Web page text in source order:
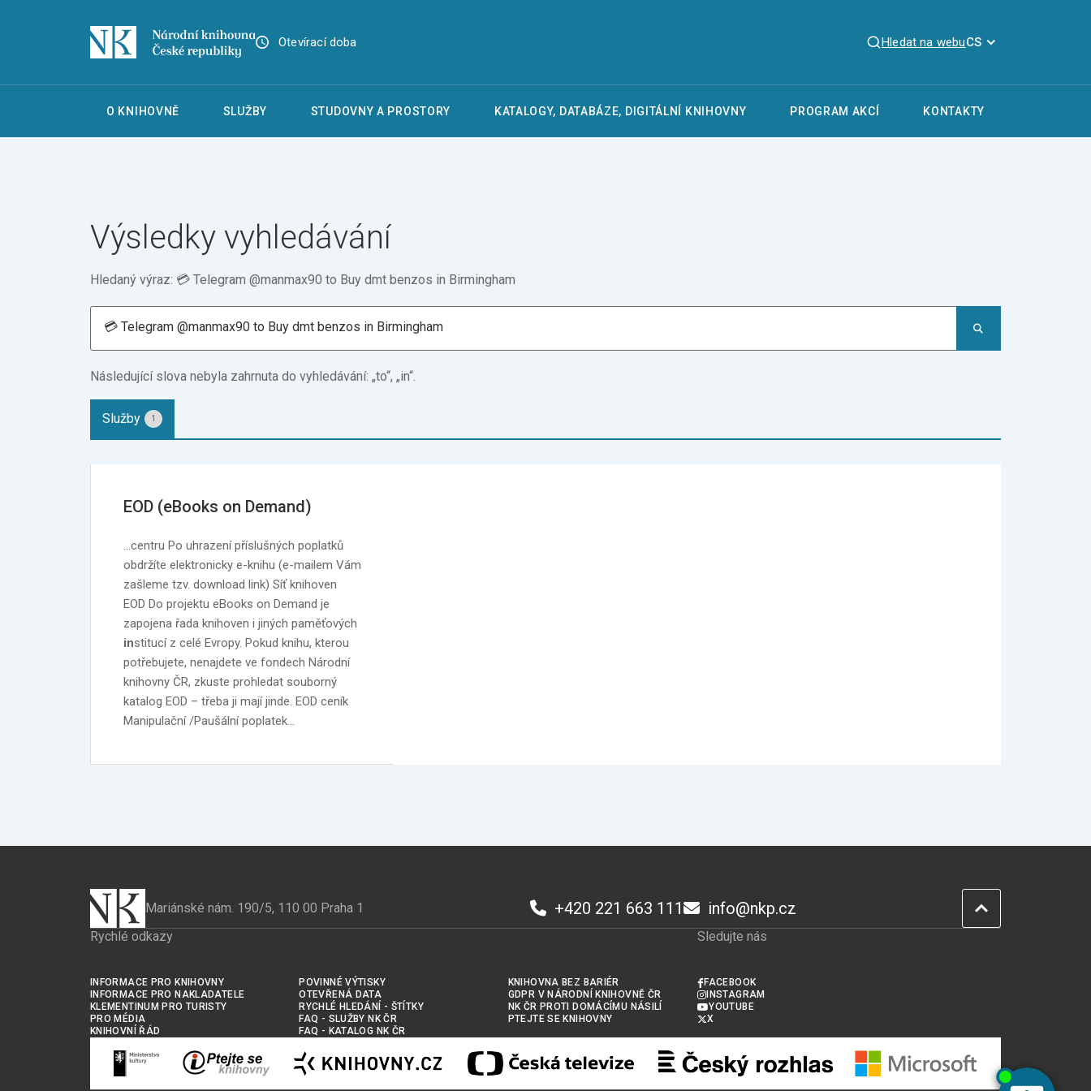
Otevírací doba Hledat na webuCS
O KNIHOVNĚ SLUŽBY STUDOVNY A PROSTORY KATALOGY, DATABÁZE, DIGITÁLNÍ KNIHOVNY PROGRAM AKCÍ KONTAKTY
Výsledky vyhledávání
Hledaný výraz: 💳 Telegram @manmax90 to Buy dmt benzos in Birmingham
Následující slova nebyla zahrnuta do vyhledávání: „to“, „in“.
Služby 1
EOD (eBooks on Demand)
…centru Po uhrazení příslušných poplatků
obdržíte elektronicky e-knihu (e-mailem Vám
zašleme tzv. download link) Síť knihoven
EOD Do projektu eBooks on Demand je
zapojena řada knihoven i jiných paměťových
institucí z celé Evropy. Pokud knihu, kterou
potřebujete, nenajdete ve fondech Národní
knihovny ČR, zkuste prohledat souborný
katalog EOD – třeba ji mají jinde. EOD ceník
Manipulační /Paušální poplatek…
Mariánské nám. 190/5, 110 00 Praha 1 +420 221 663 111 info@nkp.cz
Rychlé odkazy
INFORMACE PRO KNIHOVNY
INFORMACE PRO NAKLADATELE
KLEMENTINUM PRO TURISTY
PRO MÉDIA
KNIHOVNÍ ŘÁD
POVINNÉ VÝTISKY
OTEVŘENÁ DATA
RYCHLÉ HLEDÁNÍ - ŠTÍTKY
FAQ - SLUŽBY NK ČR
FAQ - KATALOG NK ČR
KNIHOVNA BEZ BARIÉR
GDPR V NÁRODNÍ KNIHOVNĚ ČR
NK ČR PROTI DOMÁCÍMU NÁSILÍ
PTEJTE SE KNIHOVNY
Sledujte nás
FACEBOOK
INSTAGRAM
YOUTUBE
X